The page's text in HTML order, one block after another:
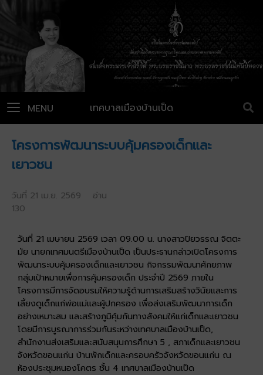
เทศบาลเมืองบ้านเป็ด
MENU
โครงการพัฒนาระบบคุ้มครองเด็กและ
เยาวชน
วันที่ 21 เม.ย. 2569 อ่าน
130
วันที่ 21 เมษายน 2569 เวลา 09.00 น. นางสาวปิยวรรณ จิตตะ
มัย นายกเทศมนตรีเมืองบ้านเป็ด เป็นประธานกล่าวเปิดโครงการ
พัฒนาระบบคุ้มครองเด็กและเยาวชน กิจกรรมพัฒนาศักยภาพ
กลุ่มเป้าหมายเพื่อการคุ้มครองเด็ก ประจำปี 2569 ภายใน
โครงการมีการจัดอบรมให้ความรู้ด้านการเสริมสร้างวินัยและการ
เลี้ยงดูเด็กแก่พ่อแม่และผู้ปกครอง เพื่อส่งเสริมพัฒนาการเด็ก
อย่างเหมาะสม และสร้างภูมิคุ้มกันทางสังคมให้แก่เด็กและเยาวชน
โดยมีการบูรณาการร่วมกันระหว่างเทศบาลเมืองบ้านเป็ด,
สำนักงานส่งเสริมและสนับสนุนการศึกษา 5 , สภาเด็กและเยาวชน
จังหวัดขอนแก่น บ้านพักเด็กและครอบครัวจังหวัดขอนแก่น ณ
ห้องประชุมหนองโคตร ชั้น 4 เทศบาลเมืองบ้านเป็ด